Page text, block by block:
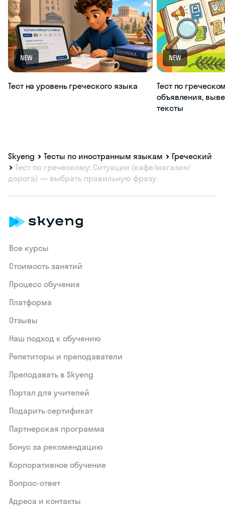
NEW
Тест на уровень греческого языка
NEW
Тест по
объявления,
тексты
Skyeng Тесты по иностранным языкам
Греческий
Тест по греческому: Ситуации (кафе/магазин/
дорога) — выбрать правильную фразу
Все курсы
Стоимость занятий
Процесс обучения
Платформа
Отзывы
Наш подход к обучению
Репетиторы и преподаватели
Преподавать в Skyeng
Портал для учителей
Подарить сертификат
Партнерская программа
Бонус за рекомендацию
Корпоративное обучение
Вопрос-ответ
Адреса и контакты